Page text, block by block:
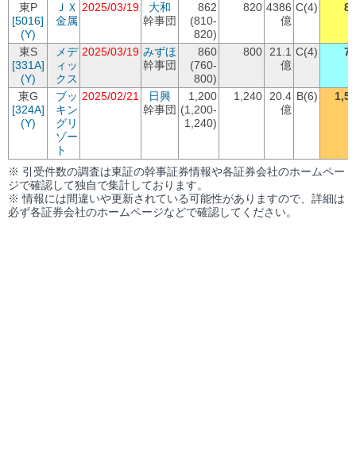
東P
[5016]
(Y)
ＪＸ
金属
2025/03/19
大和
幹事団
862
(810-
820)
820 4386
億
C(4)
東S
[331A]
(Y)
メデ
ィッ
クス
2025/03/19 みずほ
幹事団
860
(760-
800)
800
21.1
億
C(4)
東G
[324A]
(Y)
ブッ
キン
グリ
ゾー
ト
2025/02/21
日興
幹事団
1,200
(1,200-
1,240)
1,240
20.4
億
B(6)
※ 引受件数の調査は東証の幹事証券情報や各証券会社のホームペー
ジで確認して独自で集計しております。
※ 情報には間違いや更新されている可能性がありますので、詳細は
必ず各証券会社のホームページなどで確認してください。